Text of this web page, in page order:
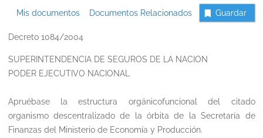
Mis documentos Documentos Relacionados Guardar
Decreto 1084/2004
SUPERINTENDENCIA DE SEGUROS DE LA NACION
PODER EJECUTIVO NACIONAL
Apruébase la estructura orgánicofuncional del citado
organismo descentralizado de la órbita de la Secretaría de
Finanzas del Ministerio de Economía y Producción.